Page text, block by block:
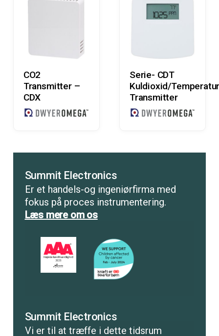
CO2
Transmitter –
CDX
Serie- CDT
Kuldioxid/
Transmitter
Summit Electronics
Er et handels-og ingeniørfirma med
fokus på proces instrumentering.
Læs mere om os
Summit Electronics
Vi er til at træffe i dette tidsrum